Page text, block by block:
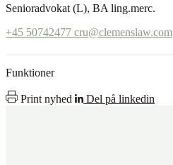
Senioradvokat (L), BA ling.merc.
+45 50742477 cru@clemenslaw.com
Funktioner
Print nyhed Del på linkedin